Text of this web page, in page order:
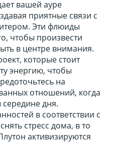
вашей ауре
приятные связи с
Эти флюиды
чтобы произвести
в центре внимания.
которые стоит
энергию, чтобы
на
отношений, когда
дня.
в соответствии с
стресс дома, в то
активизируются